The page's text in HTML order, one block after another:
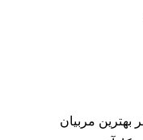
بهترین مربیان